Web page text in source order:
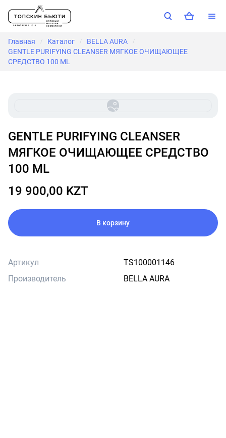
Главная / Каталог / BELLA AURA /
GENTLE PURIFYING CLEANSER МЯГКОЕ ОЧИЩАЮЩЕЕ
СРЕДСТВО 100 ML
GENTLE PURIFYING CLEANSER
МЯГКОЕ ОЧИЩАЮЩЕЕ СРЕДСТВО
100 ML
19 900,00 KZT
В корзину
Артикул
TS100001146
Производитель
BELLA AURA